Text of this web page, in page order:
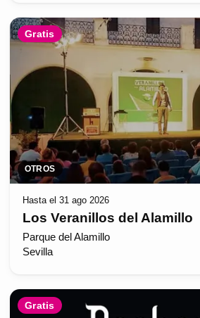
Gratis
OTROS
Hasta el 31 ago 2026
Los Veranillos del Alamillo
Parque del Alamillo
Sevilla
Gratis